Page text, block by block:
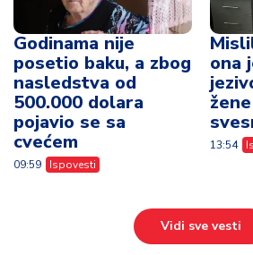
Godinama nije
posetio baku, a zbog
nasledstva od
500.000 dolara
pojavio se sa
cvećem
09:59 Ispovesti
ona
13:54
Vidi sve vesti